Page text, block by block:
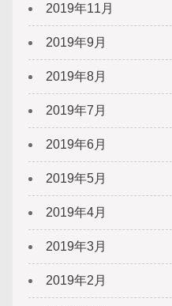
2019年11月
2019年9月
2019年8月
2019年7月
2019年6月
2019年5月
2019年4月
2019年3月
2019年2月